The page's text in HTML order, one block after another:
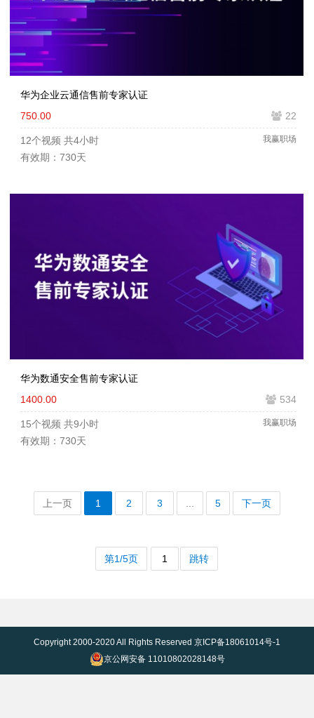
华为企业云通信售前专家认证
22
750.00
我赢职场
12个视频 共4小时
有效期：730天
华为数通安全售前专家认证
534
1400.00
我赢职场
15个视频 共9小时
有效期：730天
上一页 1 2 3 5 下一页
第1/5页 跳转
Copyright 2000-2020 All Rights Reserved 京ICP备18061014号-1
京公网安备 11010802028148号